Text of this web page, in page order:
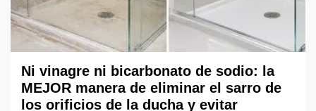
Ni vinagre ni bicarbonato de sodio: la
MEJOR manera de eliminar el sarro de
los orificios de la ducha y evitar